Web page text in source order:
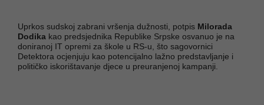
Uprkos sudskoj zabrani vršenja dužnosti, potpis Milorada
Dodika kao predsjednika Republike Srpske osvanuo je na
doniranoj IT opremi za škole u RS-u, što sagovornici
Detektora ocjenjuju kao potencijalno lažno predstavljanje i
političko iskorištavanje djece u preuranjenoj kampanji.